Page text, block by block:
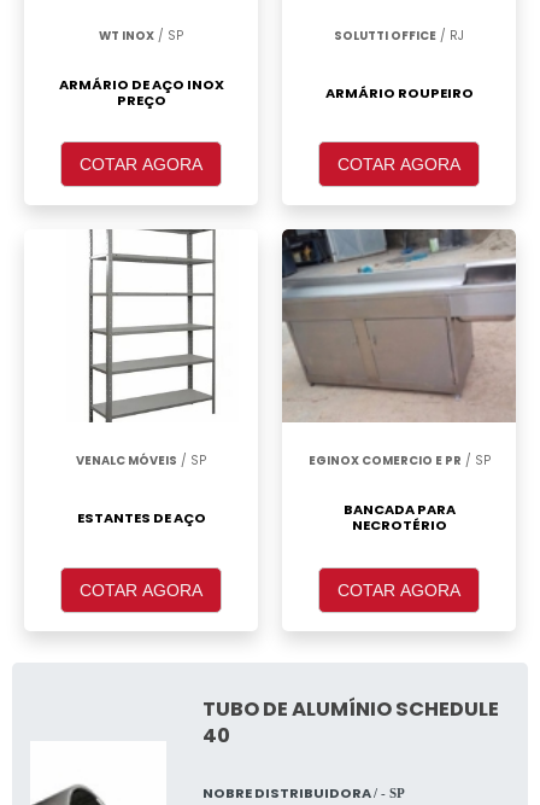
WT INOX / SP
ARMÁRIO DE AÇO INOX
PREÇO
COTAR AGORA
SOLUTTI OFFICE / RJ
ARMÁRIO ROUPEIRO
COTAR AGORA
VENALC MÓVEIS / SP
ESTANTES DE AÇO
COTAR AGORA
EGINOX COMERCIO E PR / SP
BANCADA PARA
NECROTÉRIO
COTAR AGORA
TUBO DE ALUMÍNIO SCHEDULE
40
NOBRE DISTRIBUIDORA/ - SP